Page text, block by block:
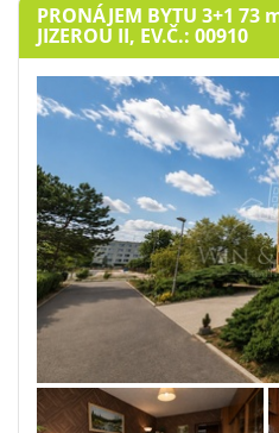
PRONÁJEM BYTU 3+1 73
JIZEROU II, EV.Č.: 00910